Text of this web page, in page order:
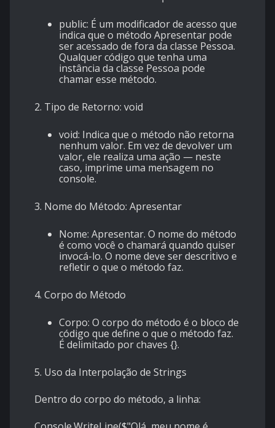
public: É um modificador de acesso que
indica que o método Apresentar pode
ser acessado de fora da classe Pessoa.
Qualquer código que tenha uma
instância da classe Pessoa pode
chamar esse método.
2. Tipo de Retorno: void
void: Indica que o método não retorna
nenhum valor. Em vez de devolver um
valor, ele realiza uma ação — neste
caso, imprime uma mensagem no
console.
3. Nome do Método: Apresentar
Nome: Apresentar. O nome do método
é como você o chamará quando quiser
invocá-lo. O nome deve ser descritivo e
refletir o que o método faz.
4. Corpo do Método
Corpo: O corpo do método é o bloco de
código que define o que o método faz.
É delimitado por chaves {}.
5. Uso da Interpolação de Strings
Dentro do corpo do método, a linha: